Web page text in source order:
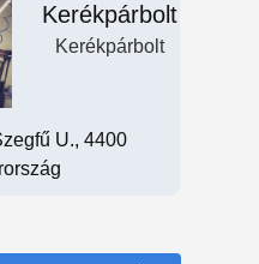
Kerékpárbolt
Kerékpárbolt
U., 4400